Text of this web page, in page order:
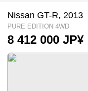
Nissan GT-R, 2013
PURE EDITION 4WD
8 412 000 JP¥